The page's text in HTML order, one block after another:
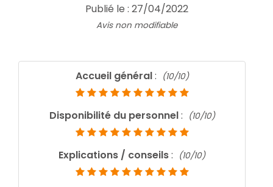
Publié le : 27/04/2022
Avis non modifiable
Accueil général: (10/10)
Disponibilité du personnel: (10/10)
Explications / conseils: (10/10)